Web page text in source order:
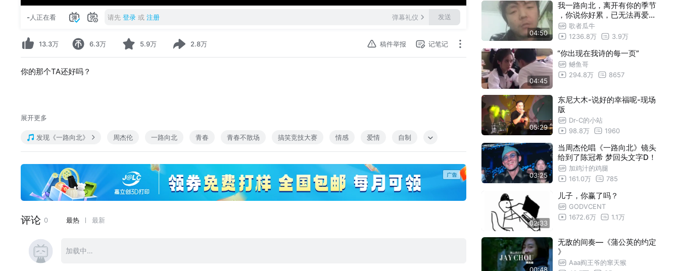
-人正在看 请先 登录 或 注册 弹幕礼仪 发送
13.3万 6.3万 5.9万 2.8万 稿件举报 记笔记
你的那个TA还好吗？
素白来源网络 BGM：一路向北
展开更多
发现《一路向北》 周杰伦 一路向北 青春 青春不散场 搞笑竞技大赛 情感 爱情 自制
04:50
我一路向北，离开有你的季节
，你说你好累，已无法再爱上
谁 颓了！
歌者瓜牛
1236.8万
3.9万
04:45
“你出现在我诗的每一页”
鳡鱼哥
294.8万
8657
05:29
东尼大木-说好的幸福呢-现场
版
Dr-C的小站
98.8万
1960
03:25
当周杰伦唱《一路向北》镜头
给到了陈冠希 梦回头文字D！
加鸡汁的鸡腿
161.0万
785
02:33
儿子，你赢了吗？
GODVCENT
1672.6万
1.1万
无敌的间奏—《蒲公英的约定
》
Aaa阎王爷的窜天猴